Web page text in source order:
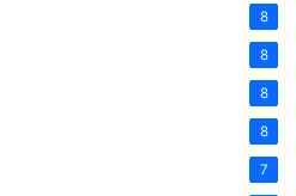
8
8
8
8
7